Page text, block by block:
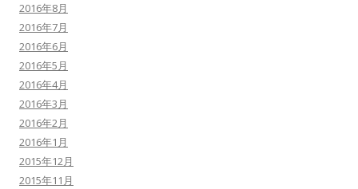
2016年8月
2016年7月
2016年6月
2016年5月
2016年4月
2016年3月
2016年2月
2016年1月
2015年12月
2015年11月